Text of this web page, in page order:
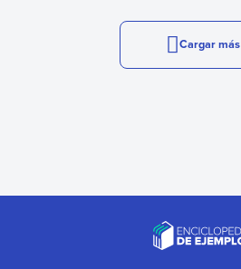
Cargar más